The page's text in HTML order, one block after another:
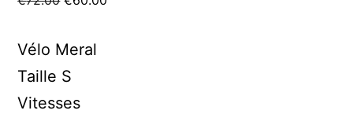
initial
€72.00.
Vélo Meral
Taille S
Vitesses